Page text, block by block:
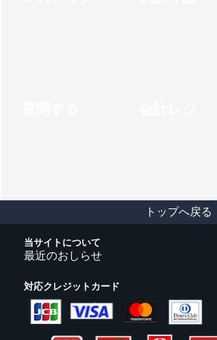
トップへ戻る
当サイトについて
最近のおしらせ
対応クレジットカード